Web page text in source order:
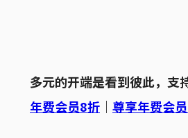
多元的开端是看到彼此，支
年费会员8折 ｜ 尊享年费会